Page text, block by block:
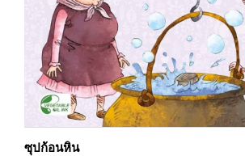
ซุปก้อนหิน